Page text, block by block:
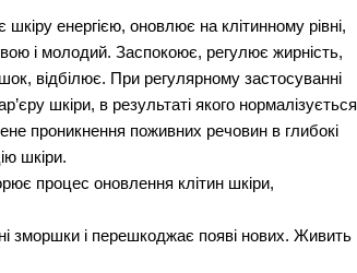
енергією, оновлює на клітинному рівні,
і молодий. Заспокоює, регулює жирність,
відбілює. При регулярному застосуванні
шкіри, в результаті якого нормалізується
проникнення поживних речовин в глибокі
шкіри.
процес оновлення клітин шкіри,
зморшки і перешкоджає появі нових. Живить